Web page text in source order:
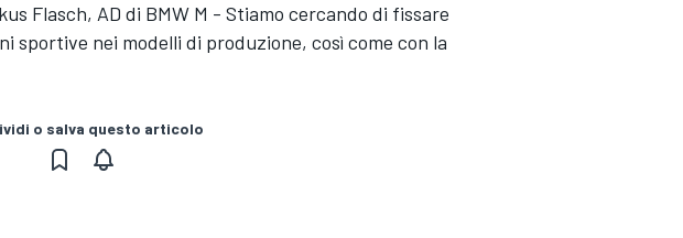
Flasch, AD di BMW M - Stiamo cercando di fissare
sportive nei modelli di produzione, così come con la
o salva questo articolo